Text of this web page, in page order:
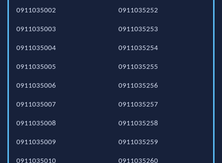
0911035002
0911035003
0911035004
0911035005
0911035006
0911035007
0911035008
0911035009
0911035010
0911035252
0911035253
0911035254
0911035255
0911035256
0911035257
0911035258
0911035259
0911035260